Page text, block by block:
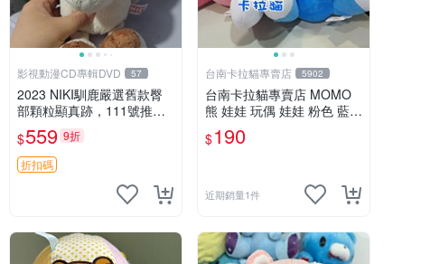
影視動漫CD專輯DVD 57
2023 NIKI馴鹿嚴選舊款臀
部顆粒顯真跡，111號推薦
珍藏品 馴鹿 舊款 尾巴顆粒
$559 9折
折扣碼
台南卡拉貓專賣店 5902
台南卡拉貓專賣店 MOMO
熊 娃娃 玩偶 娃娃 粉色 藍色
2色分售
$190
近期銷量1件